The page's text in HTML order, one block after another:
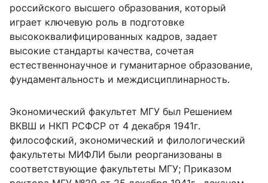
российского высшего образования, который
играет ключевую роль в подготовке
высококвалифицированных кадров, задает
высокие стандарты качества, сочетая
естественнонаучное и гуманитарное образование,
фундаментальность и междисциплинарность.
Экономический факультет МГУ был Решением
ВКВШ и НКП РСФСР от 4 декабря 1941г.
философский, экономический и филологический
факультеты МИФЛИ были реорганизованы в
соответствующие факультеты МГУ; Приказом